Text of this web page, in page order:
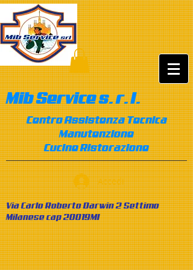
Mib Service s. r. l.
Centro Assistenza Tecnica
Manutenzione
Cucine Ristorazione
Accedi
Via Carlo Roberto Darwin 2 Settimo
Milanese cap 20019MI